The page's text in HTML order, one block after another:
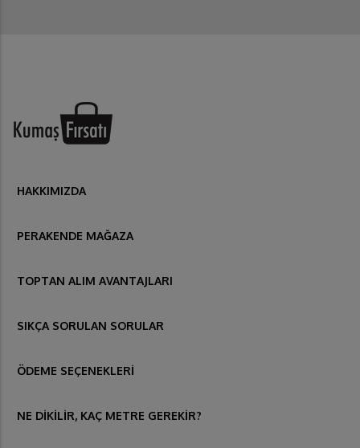
HAKKIMIZDA
PERAKENDE MAĞAZA
TOPTAN ALIM AVANTAJLARI
SIKÇA SORULAN SORULAR
ÖDEME SEÇENEKLERİ
NE DİKİLİR, KAÇ METRE GEREKİR?